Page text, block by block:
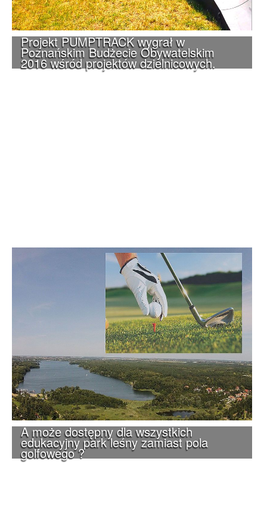
Projekt PUMPTRACK wygrał w
Poznańskim Budżecie Obywatelskim
2016 wśród projektów dzielnicowych.
A może dostępny dla wszystkich
edukacyjny park leśny zamiast pola
golfowego ?